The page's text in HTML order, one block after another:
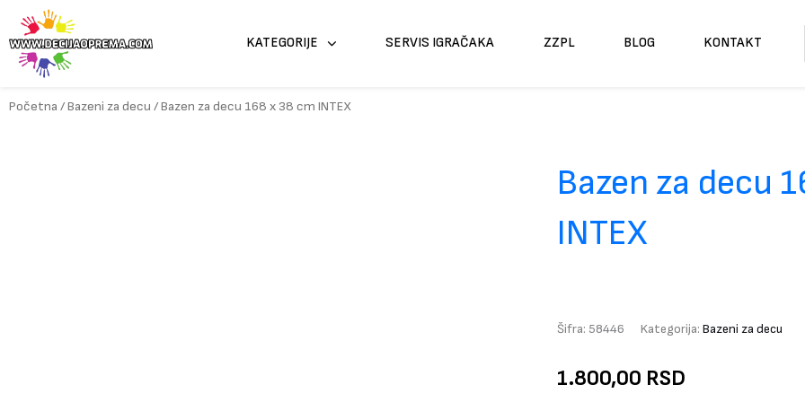
sadržaj
KATEGORIJE SERVIS IGRAČAKA ZZPL BLOG KONTAKT
Početna /Bazeni za decu / Bazen za decu 168 x 38 cm INTEX
Bazen za decu
INTEX
Šifra: 58446 Kategorija: Bazeni za decu
1.800,00 RSD